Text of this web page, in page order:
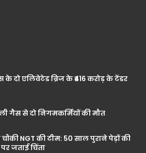
दो एलिवेटेड ब्रिज के ₹416 करोड़ के टेंडर
गैस से दो निगमकर्मियों की मौत
चौंकी NGT की टीम: 50 साल पुराने पेड़ों की
जताई चिंता